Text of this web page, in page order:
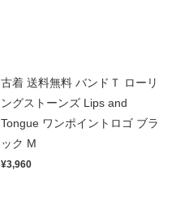
古着 送料無料 バンドＴ ローリ
ングストーンズ Lips and
Tongue ワンポイントロゴ ブラ
ック M
¥3,960